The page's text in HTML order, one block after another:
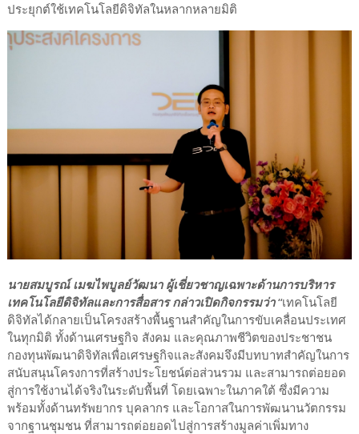
ประยุกต์ใช้เทคโนโลยีดิจิทัลในหลากหลายมิติ
นายสมบูรณ์ เมฆไพบูลย์วัฒนา ผู้เชี่ยวชาญเฉพาะด้านการบริหาร
เทคโนโลยีดิจิทัลและการสื่อสาร กล่าวเปิดกิจกรรมว่า“เทคโนโลยี
ดิจิทัลได้กลายเป็นโครงสร้างพื้นฐานสำคัญในการขับเคลื่อนประเทศ
ในทุกมิติ ทั้งด้านเศรษฐกิจ สังคม และคุณภาพชีวิตของประชาชน
กองทุนพัฒนาดิจิทัลเพื่อเศรษฐกิจและสังคมจึงมีบทบาทสำคัญในการ
สนับสนุนโครงการที่สร้างประโยชน์ต่อส่วนรวม และสามารถต่อยอด
สู่การใช้งานได้จริงในระดับพื้นที่ โดยเฉพาะในภาคใต้ ซึ่งมีความ
พร้อมทั้งด้านทรัพยากร บุคลากร และโอกาสในการพัฒนานวัตกรรม
จากฐานชุมชน ที่สามารถต่อยอดไปสู่การสร้างมูลค่าเพิ่มทาง